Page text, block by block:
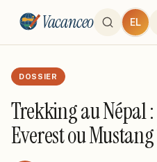
Vacanceo EL
DOSSIER
Trekking au Népal
Everest ou Mustang